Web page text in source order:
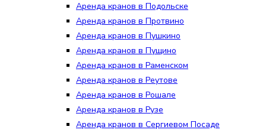
Аренда кранов в Подольске
Аренда кранов в Протвино
Аренда кранов в Пушкино
Аренда кранов в Пущино
Аренда кранов в Раменском
Аренда кранов в Реутове
Аренда кранов в Рошале
Аренда кранов в Рузе
Аренда кранов в Сергиевом Посаде